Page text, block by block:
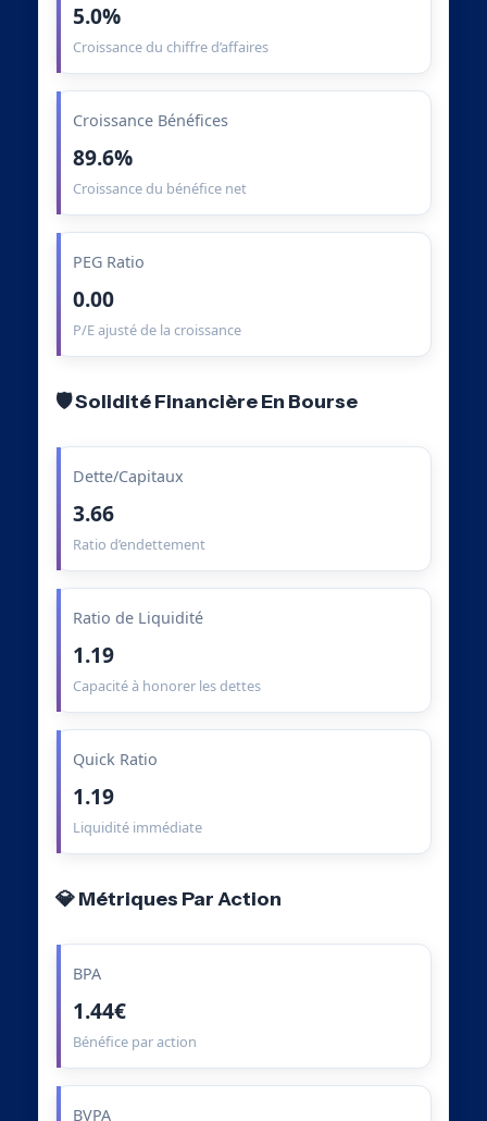
5.0%
Croissance du chiffre d’affaires
Croissance Bénéfices
89.6%
Croissance du bénéfice net
PEG Ratio
0.00
P/E ajusté de la croissance
🛡️ Solidité Financière En Bourse
Dette/Capitaux
3.66
Ratio d’endettement
Ratio de Liquidité
1.19
Capacité à honorer les dettes
Quick Ratio
1.19
Liquidité immédiate
💎 Métriques Par Action
BPA
1.44€
Bénéfice par action
BVPA